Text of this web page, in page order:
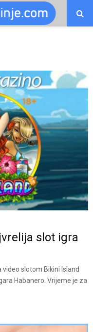
slot igra
slotom Bikini Island
Habanero. Vrijeme je za